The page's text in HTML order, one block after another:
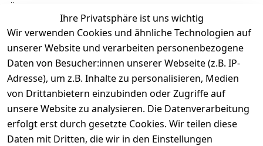
Ähnliche Produkte
Ihre Privatsphäre ist uns wichtig
Wir verwenden Cookies und ähnliche Technologien auf
unserer Website und verarbeiten personenbezogene
Daten von Besucher:innen unserer Webseite (z.B. IP-
Adresse), um z.B. Inhalte zu personalisieren, Medien
von Drittanbietern einzubinden oder Zugriffe auf
unsere Website zu analysieren. Die Datenverarbeitung
erfolgt erst durch gesetzte Cookies. Wir teilen diese
Daten mit Dritten, die wir in den Einstellungen
Rechtliches
AGB
Impressum
Über uns
Kontakt
Registrieren
Wir
versenden
mit
Zahle
bequem per